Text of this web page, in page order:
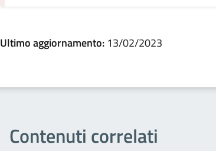
Ultimo aggiornamento: 13/02/2023
Contenuti correlati